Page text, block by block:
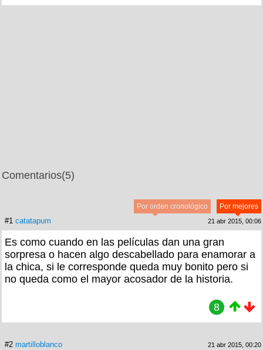
Comentarios(5)
Por mejores
Por orden cronológico
#1 catatapum 21 abr 2015, 00:06
Es como cuando en las películas dan una gran
sorpresa o hacen algo descabellado para enamorar a
la chica, si le corresponde queda muy bonito pero si
no queda como el mayor acosador de la historia.
8
#2 martilloblanco 21 abr 2015, 00:20